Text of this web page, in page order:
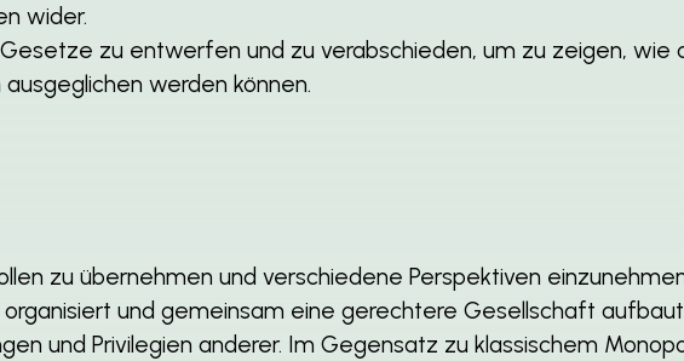
wider.
zu entwerfen und zu verabschieden, um zu zeigen, wie
werden können.
zu übernehmen und verschiedene Perspektiven
und gemeinsam eine gerechtere Gesellschaft
und Privilegien anderer. Im Gegensatz zu klassischem